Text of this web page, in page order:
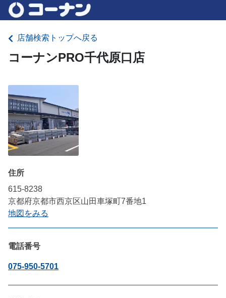
店舗検索トップへ戻る
コーナンPRO千代原口店
住所
615-8238
京都府京都市西京区山田車塚町7番地1
地図をみる
電話番号
075-950-5701